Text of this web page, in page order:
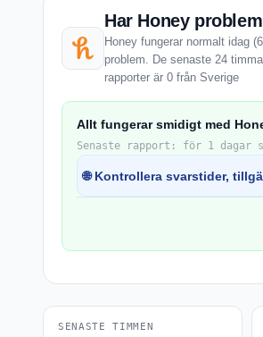
Har Honey
Honey fungerar normalt idag
problem. De senaste 24
rapporter är 0 från Sverige
Allt fungerar smidigt med
Senaste rapport: för 1 dagar
🌐 Kontrollera svarstider,
SENASTE TIMMEN